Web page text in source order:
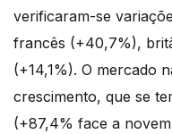
verificaram-se
francês (+40,7%),
(+14,1%). O mercado
crescimento, que se
(+87,4% face a